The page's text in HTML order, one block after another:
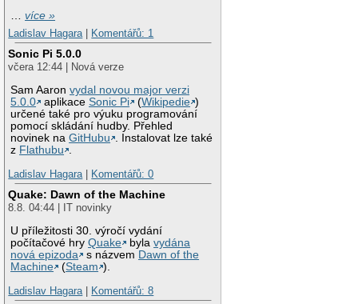
…více »
Ladislav Hagara
Komentářů: 1
Sonic Pi 5.0.0
včera 12:44 | Nová verze
Sam Aaronvydal novou major verzi
5.0.0
aplikaceSonic Pi (Wikipedie )
určené také pro výuku programování
pomocí skládání hudby. Přehled
novinek naGitHubu . Instalovat lze také
z Flathubu .
Ladislav Hagara | Komentářů: 0
Quake: Dawn of the Machine
8.8. 04:44 | IT novinky
U příležitosti 30. výročí vydání
počítačové hryQuake bylavydána
nová epizoda
s názvem Dawn of the
Machine
(Steam ).
Ladislav Hagara | Komentářů: 8